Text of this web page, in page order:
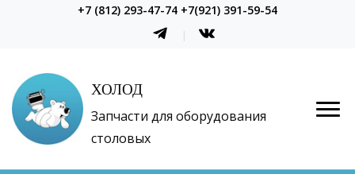
+7 (812) 293-47-74 +7(921) 391-59-54
ХОЛОД
Запчасти для оборудования
столовых